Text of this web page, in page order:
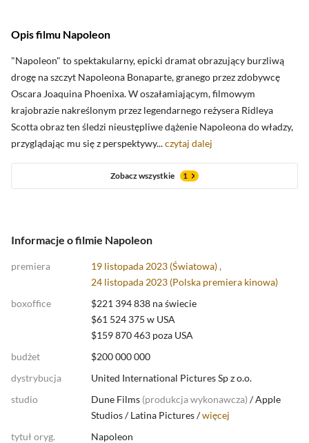
Opis filmu Napoleon
"Napoleon" to spektakularny, epicki dramat obrazujący burzliwą
drogę na szczyt Napoleona Bonaparte, granego przez zdobywcę
Oscara Joaquina Phoenixa. W oszałamiającym, filmowym
krajobrazie nakreślonym przez legendarnego reżysera Ridleya
Scotta obraz ten śledzi nieustępliwe dążenie Napoleona do władzy,
przyglądając mu się z perspektywy...czytaj dalej
Zobacz wszystkie 1
Informacje o filmie Napoleon
premiera
19 listopada 2023 (Światowa) ,
24 listopada 2023 (Polska premiera kinowa)
boxoffice
$221 394 838 na świecie
$61 524 375 w USA
$159 870 463 poza USA
budżet
$200 000 000
dystrybucja
United International Pictures Sp z o.o.
studio
Dune Films (produkcja wykonawcza) /Apple
Studios/Latina Pictures /więcej
tytuł oryg.
Napoleon